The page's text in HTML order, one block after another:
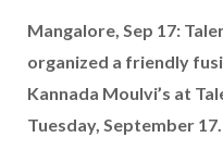
Mangalore, Sep 17:
organized a friendly
Kannada Moulvi’s at
Tuesday, September 17.